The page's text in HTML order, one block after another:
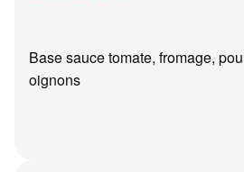
Base sauce tomate, fromage,
oignons